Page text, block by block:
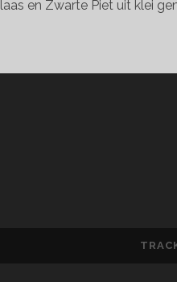
en Zwarte Piet uit klei